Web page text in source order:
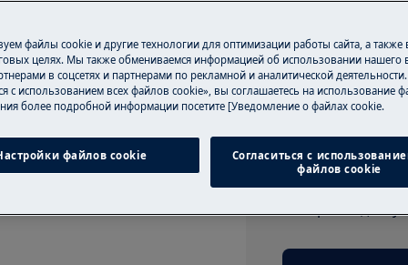
прибор и выньте
Заказывайте
аксессуары для
быстрой и
файлы cookie и другие технологии для оптимизации работы сайта, а
целях. Мы также обмениваемся информацией об использовании нашего
в соцсетях и партнерами по рекламной и аналитической
с использованием всех файлов cookie», вы соглашаетесь на использование
более подробной информации посетите [Уведомление о файлах cookie.
файлов cookie
Согласиться с
файлов cookie